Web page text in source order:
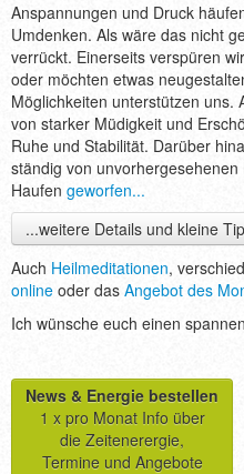
Anspannungen und Druck
Umdenken. Als wäre das nicht
verrückt. Einerseits verspüren
oder möchten etwas
Möglichkeiten unterstützen uns.
von starker Müdigkeit und
Ruhe und Stabilität. Darüber
ständig von
Haufen geworfen...
...weitere Details und kleine
Auch Heilmeditationen,
online oder das Angebot des
Ich wünsche euch einen
News & Energie bestellen
1 x pro Monat Info über
die Zeitenerergie,
Termine und Angebote